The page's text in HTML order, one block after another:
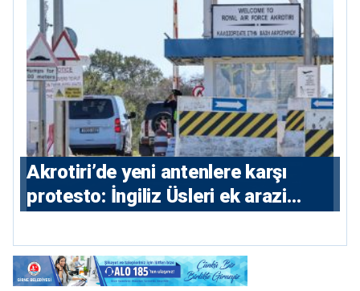
⁠Akrotiri’de yeni antenlere karşı
protesto: İngiliz Üsleri ek arazi